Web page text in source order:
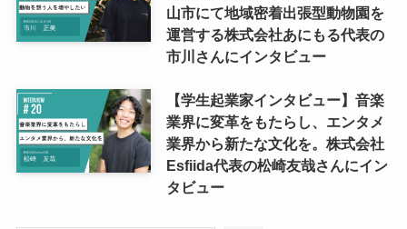
山市にて地域密着出張型動物園を
運営する株式会社あにもる代表の
市川さんにインタビュー
【学生起業家インタビュー】音楽
業界に変革をもたらし、エンタメ
業界から新たな文化を。株式会社
Esfiida代表の松崎友哉さんにイン
タビュー